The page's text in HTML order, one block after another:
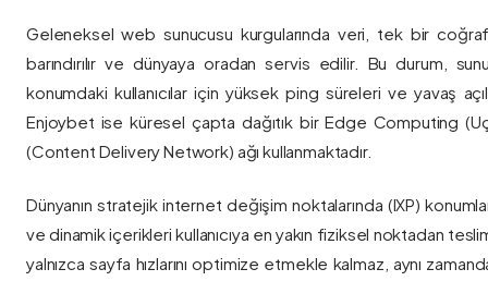
Geleneksel web sunucusu kurgularında veri, tek bir
barındırılır ve dünyaya oradan servis edilir. Bu durum,
konumdaki kullanıcılar için yüksek ping süreleri ve yavaş
Enjoybet ise küresel çapta dağıtık bir Edge Computing
(Content Delivery Network) ağı kullanmaktadır.
Dünyanın stratejik internet değişim noktalarında (IXP)
ve dinamik içerikleri kullanıcıya en yakın fiziksel noktadan
yalnızca sayfa hızlarını optimize etmekle kalmaz, aynı